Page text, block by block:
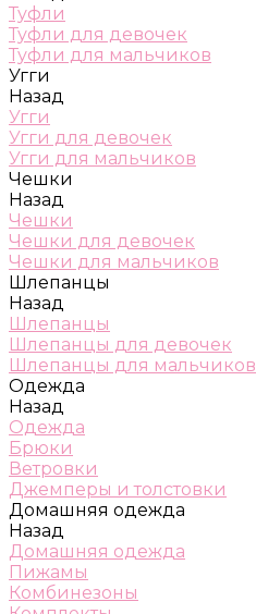
Туфли
Туфли для девочек
Туфли для мальчиков
Угги
Назад
Угги
Угги для девочек
Угги для мальчиков
Чешки
Назад
Чешки
Чешки для девочек
Чешки для мальчиков
Шлепанцы
Назад
Шлепанцы
Шлепанцы для девочек
Шлепанцы для мальчиков
Одежда
Назад
Одежда
Брюки
Ветровки
Джемперы и толстовки
Домашняя одежда
Назад
Домашняя одежда
Пижамы
Комбинезоны